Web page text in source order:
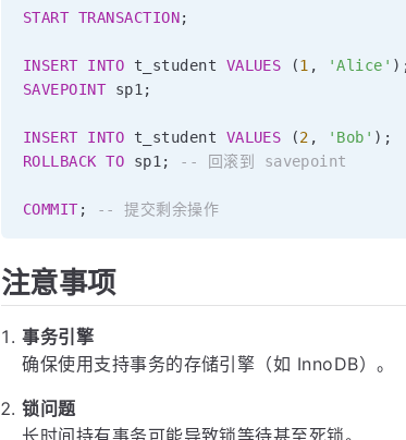
START TRANSACTION;
INSERT INTO t_student VALUES (1 , 'Alice' )
SAVEPOINT sp1 ;
INSERT INTO t_student VALUES (2 , 'Bob' ) ;
ROLLBACK TO sp1 ; -- 回滚到 savepoint
COMMIT ; -- 提交剩余操作
注意事项
事务引擎
确保使用支持事务的存储引擎（如 InnoDB）。
锁问题